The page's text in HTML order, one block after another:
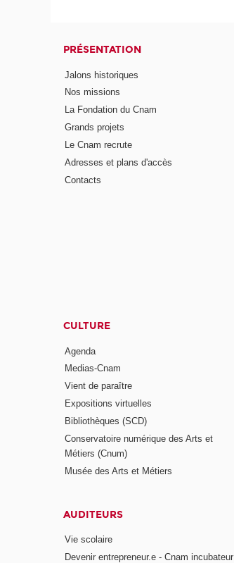
PRÉSENTATION
Jalons historiques
Nos missions
La Fondation du Cnam
Grands projets
Le Cnam recrute
Adresses et plans d'accès
Contacts
CULTURE
Agenda
Medias-Cnam
Vient de paraître
Expositions virtuelles
Bibliothèques (SCD)
Conservatoire numérique des Arts et
Métiers (Cnum)
Musée des Arts et Métiers
AUDITEURS
Vie scolaire
Devenir entrepreneur.e - Cnam incubateur